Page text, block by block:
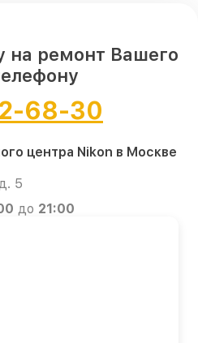
на ремонт Вашего
68-30
центра Nikon в Москве
5
до 21:00